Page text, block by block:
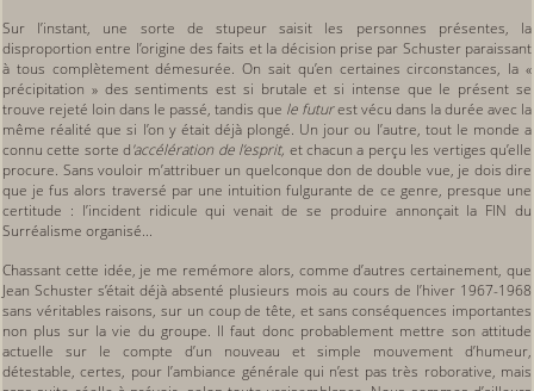
Sur l’instant, une sorte de stupeur saisit les personnes présentes, la
disproportion entre l’origine des faits et la décision prise par Schuster paraissant
à tous complètement démesurée. On sait qu’en certaines circonstances, la «
précipitation » des sentiments est si brutale et si intense que le présent se
trouve rejeté loin dans le passé, tandis que le futurest vécu dans la durée avec la
même réalité que si l’on y était déjà plongé. Un jour ou l’autre, tout le monde a
connu cette sorte d'accélération de l’esprit, et chacun a perçu les vertiges qu’elle
procure. Sans vouloir m’attribuer un quelconque don de double vue, je dois dire
que je fus alors traversé par une intuition fulgurante de ce genre, presque une
certitude : l’incident ridicule qui venait de se produire annonçait la FIN du
Surréalisme organisé...
Chassant cette idée, je me remémore alors, comme d’autres certainement, que
Jean Schuster s’était déjà absenté plusieurs mois au cours de l’hiver 1967-1968
sans véritables raisons, sur un coup de tête, et sans conséquences importantes
non plus sur la vie du groupe. Il faut donc probablement mettre son attitude
actuelle sur le compte d’un nouveau et simple mouvement d’humeur,
détestable, certes, pour l’ambiance générale qui n’est pas très roborative, mais